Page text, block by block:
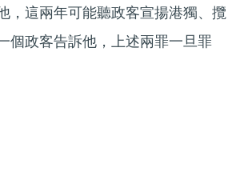
，這兩年可能聽政客宣揚港獨、攬
個政客告訴他，上述兩罪一旦罪